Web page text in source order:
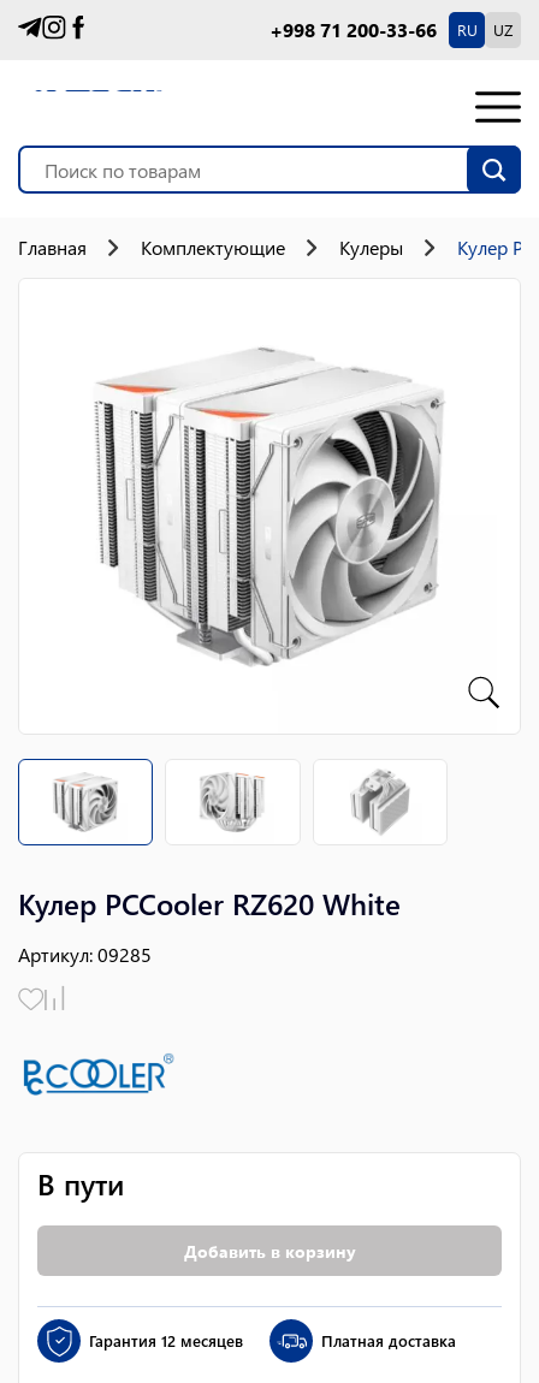
+998 71 200-33-66 RU UZ
Главная Комплектующие Кулеры Кулер
Кулер PCCooler RZ620 White
Артикул:09285
В пути
Добавить в корзину
Гарантия 12 месяцев Платная доставка